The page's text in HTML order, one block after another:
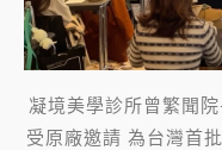
凝境美學診所曾繁聞院
受原廠邀請 為台灣首